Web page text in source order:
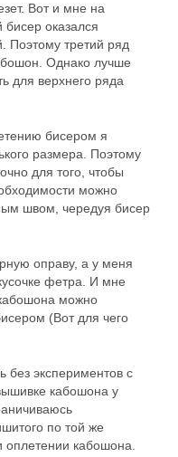
Вот и мне на
оказался
Поэтому третий ряд
Однако лучше
для верхнего ряда
бисером я
размера. Поэтому
для того, чтобы
можно
швом, чередуя бисер
оправу, а у меня
фетра. И мне
кабошона можно
(Вот для чего
без экспериментов с
кабошона у
по той же
оплетении кабошона.